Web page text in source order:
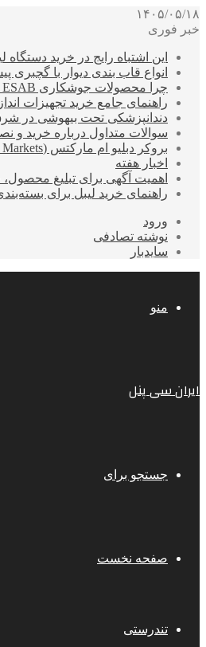
۱۴۰۵/۰۵/۱۸
خبر فوری
این اشتباه رایج در خرید دستگاه
انواع قاب بندی دیوار با
چرا محصولات جوشکاری ESAB همچنان انتخاب اول صنایع بزرگ هستند؟
راهنمای جامع خرید تجهیزات
دندانپزشکی تحت بیهوشی در
سوالات متداول درباره خرید
بروکر دبلیو ام مارکتس (WM Markets) چیست و چه خدماتی ارائه می‌دهد؟
اخبار هفته
اهمیت آگهی برای تبلیغ
راهنمای خرید لیبل برای
ورود
نوشته تصادفی
سایدبار
منو
ایران سی پنل
جستجو برای
صفحه نخست
تندرستی